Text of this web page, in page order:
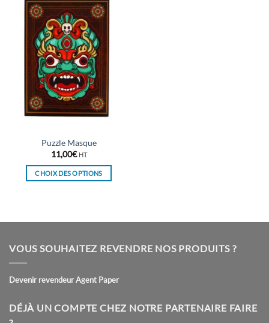
Puzzle Masque
11,00€ HT
CHOIX DES OPTIONS
plusieurs
Les
peuvent
sur
VOUS SOUHAITEZ REVENDRE NOS PRODUITS ?
Devenir revendeur Agent Paper
DÉJÀ UN COMPTE CHEZ NOTRE PARTENAIRE FAIRE